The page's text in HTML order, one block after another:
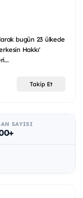
bugün 23 ülkede
Hakkı'
Takip Et
SAYISI